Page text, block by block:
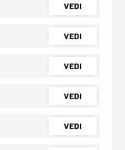
VEDI
VEDI
VEDI
VEDI
VEDI